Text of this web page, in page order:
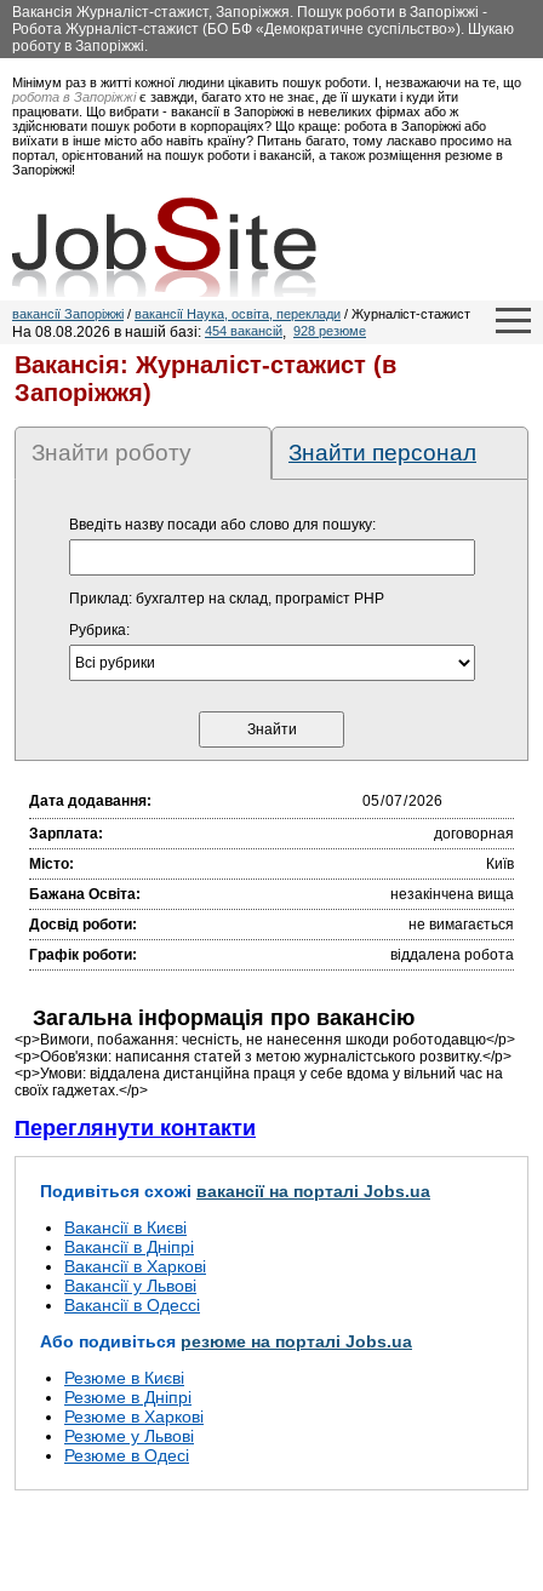
Вакансія Журналіст-стажист, Запоріжжя. Пошук роботи в Запоріжжі -
Робота Журналіст-стажист (БО БФ «Демократичне суспільство»). Шукаю
роботу в Запоріжжі.
Мінімум раз в житті кожної людини цікавить пошук роботи. І, незважаючи на те, що
робота в Запоріжжіє завжди, багато хто не знає, де її шукати і куди йти
працювати. Що вибрати - вакансії в Запоріжжі в невеликих фірмах або ж
здійснювати пошук роботи в корпораціях? Що краще: робота в Запоріжжі або
виїхати в інше місто або навіть країну? Питань багато, тому ласкаво просимо на
портал, орієнтований на пошук роботи і вакансій, а також розміщення резюме в
Запоріжжі!
вакансії Запоріжжі / вакансії Наука, освіта, переклади / Журналіст-стажист
На 08.08.2026 в нашій базі: 454 вакансій, 928 резюме
Вакансія: Журналіст-стажист (в
Запоріжжя)
Знайти роботу Знайти персонал
Введіть назву посади або слово для пошуку:
Приклад: бухгалтер на склад, програміст PHP
Рубрика:
Дата додавання:
Зарплата:
договорная
Місто:
Київ
Бажана Освіта:
незакінчена вища
Досвід роботи:
не вимагається
Графік роботи:
віддалена робота
Загальна інформація про вакансію
<p>Вимоги, побажання: чесність, не нанесення шкоди роботодавцю</p>
<p>Обов'язки: написання статей з метою журналістського розвитку.</p>
<p>Умови: віддалена дистанційна праця у себе вдома у вільний час на
своїх гаджетах.</p>
Переглянути контакти
Подивіться схожі вакансії на порталі Jobs.ua
Вакансії в Києві
Вакансії в Дніпрі
Вакансії в Харкові
Вакансії у Львові
Вакансії в Одессі
Або подивіться резюме на порталі Jobs.ua
Резюме в Києві
Резюме в Дніпрі
Резюме в Харкові
Резюме у Львові
Резюме в Одесі